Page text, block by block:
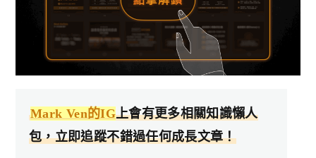
Mark Ven的IG上會有更多相關知識懶人
包，立即追蹤不錯過任何成長文章！